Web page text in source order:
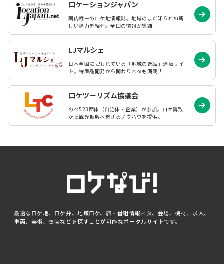
ロケーションジャパン
国内唯一のロケ地情報誌。地域のまだ知られぬ新
しい魅力を紹介。全国の情報が集結！
LJマルシェ
日本全国に埋もれている「地域の逸品」通販サイ
ト。特産品開発から関わりネタも満載！
ロケツーリズム協議会
のべ523団体（自治体・企業）が参加。ロケ誘致
から観光振興へ繋げるノウハウを提供。
最適なロケ地、ロケ弁、地域ロケ、旅・番組情報ネタ、会場、機材、求人、
車両、美術、衣装などを探すことが可能なポータルサイトです。